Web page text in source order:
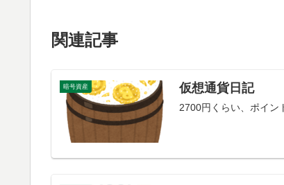
関連記事
暗号資産 仮想通貨日記
2700円くらい、ポイン